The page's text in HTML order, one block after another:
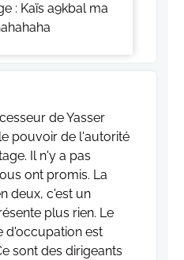
: Kaïs a9kbal ma
de Yasser
pouvoir de l'autorité
Il n'y a pas
ont promis. La
deux, c'est un
plus rien. Le
d'occupation est
sont des dirigeants